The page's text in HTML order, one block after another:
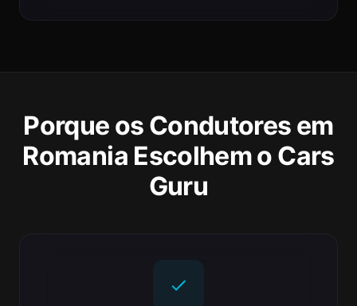
Porque os Condutores em
Romania Escolhem o Cars
Guru